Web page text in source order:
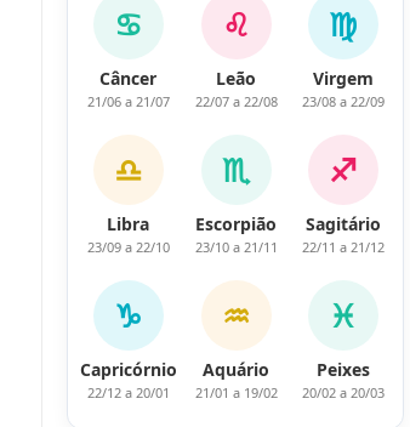
♋
Câncer
21/06 a 21/07
♌
Leão
22/07 a 22/08
♍
Virgem
23/08 a 22/09
♎
Libra
23/09 a 22/10
♏
Escorpião
23/10 a 21/11
♐
Sagitário
22/11 a 21/12
♑
Capricórnio
22/12 a 20/01
♒
Aquário
21/01 a 19/02
♓
Peixes
20/02 a 20/03